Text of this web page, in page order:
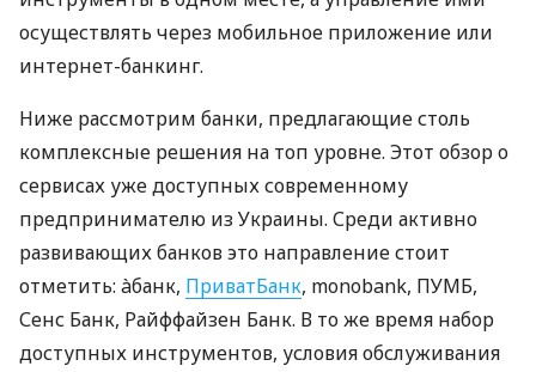
осуществлять через мобильное приложение или
интернет-банкинг.
Ниже рассмотрим банки, предлагающие столь
комплексные решения на топ уровне. Этот обзор о
сервисах уже доступных современному
предпринимателю из Украины. Среди активно
развивающих банков это направление стоит
отметить: àбанк, ПриватБанк, monobank, ПУМБ,
Сенс Банк, Райффайзен Банк. В то же время набор
доступных инструментов, условия обслуживания